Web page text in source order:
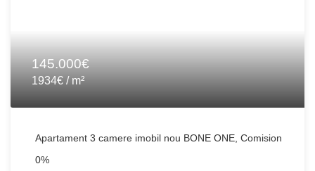
145.000€
1934€ / m²
Apartament 3 camere imobil nou BONE ONE, Comision
0%